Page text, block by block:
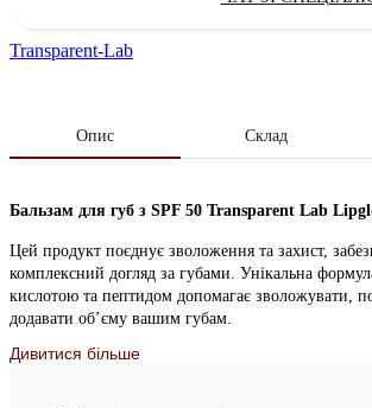
Transparent-Lab
Опис Склад
Бальзам для губ з SPF 50 Transparent Lab
Цей продукт поєднує зволоження та захист,
комплексний догляд за губами. Унікальна
кислотою та пептидом допомагає зволожувати,
додавати об’єму вашим губам.
SPF 50 забезпечує надійний захист від
Дивитися більше